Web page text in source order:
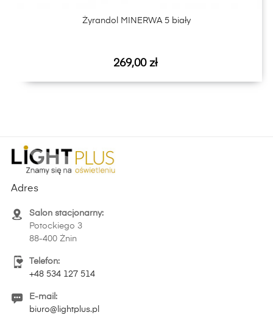
Żyrandol MINERWA 5 biały
Cena
269,00 zł
Adres
Salon stacjonarny:
Potockiego 3
88-400 Żnin
Telefon:
+48 534 127 514
E-mail:
biuro@lightplus.pl